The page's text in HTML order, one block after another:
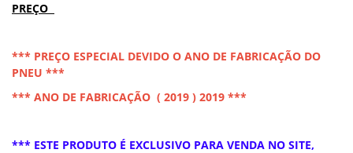
PREÇO
*** PREÇO ESPECIAL DEVIDO O ANO DE FABRICAÇÃO DO
PNEU ***
*** ANO DE FABRICAÇÃO ( 2019 ) 2019 ***
*** ESTE PRODUTO É EXCLUSIVO PARA VENDA NO SITE,